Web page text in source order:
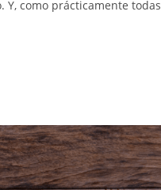
como prácticamente todas